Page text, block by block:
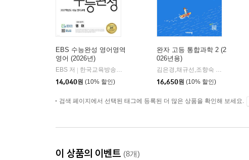
EBS 수능완성 영어영역
영어 (2026년)
EBS 저
한국교육방송공사
14,040원 (10% 할인)
완자 고등 통합과학 2 (2
026년용)
김은경,채규선,조향숙 등저
16,650원 (10% 할인)
검색 페이지에서 선택된 태그에 등록된 더 많은 상품을 확인해 보세요.
이 상품의 이벤트 (8개)